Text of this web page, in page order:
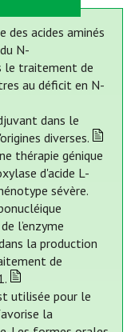
des acides aminés
N-
le traitement de
au déficit en N-
dans le
diverses.
thérapie génique
d'acide L-
sévère.
l’enzyme
la production
de
utilisée pour le
la